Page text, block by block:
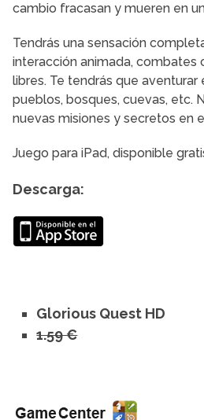
cambio fracasan y mueren en
Tendrás una sensación
interacción animada, combates
libres. Te tendrás que
pueblos, bosques, cuevas, etc.
nuevas misiones y secretos en
Juego para iPad, disponible
Descarga:
Glorious Quest HD
1.59 €